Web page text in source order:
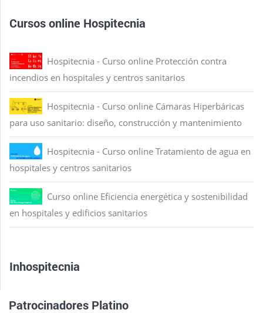
Cursos online Hospitecnia
Hospitecnia - Curso online Protección contra
incendios en hospitales y centros sanitarios
Hospitecnia - Curso online Cámaras Hiperbáricas
para uso sanitario: diseño, construcción y mantenimiento
Hospitecnia - Curso online Tratamiento de agua en
hospitales y centros sanitarios
Curso online Eficiencia energética y sostenibilidad
en hospitales y edificios sanitarios
Inhospitecnia
Patrocinadores Platino